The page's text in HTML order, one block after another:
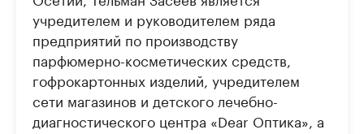
учредителем и руководителем ряда
предприятий по производству
парфюмерно-косметических средств,
гофрокартонных изделий, учредителем
сети магазинов и детского лечебно-
диагностического центра «Dear Оптика», а